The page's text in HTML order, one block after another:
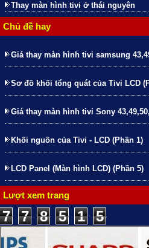
Thay màn hình tivi ở thái nguyên
Chủ đề hay
Giá thay màn hình tivi samsung
Sơ đồ khối tổng quát của Tivi LCD
Giá thay màn hình tivi Sony
Khối nguồn của Tivi - LCD (Phần 1)
LCD Panel (Màn hình LCD) (Phần 5)
Lượt xem trang
7 7 8 5 1 5